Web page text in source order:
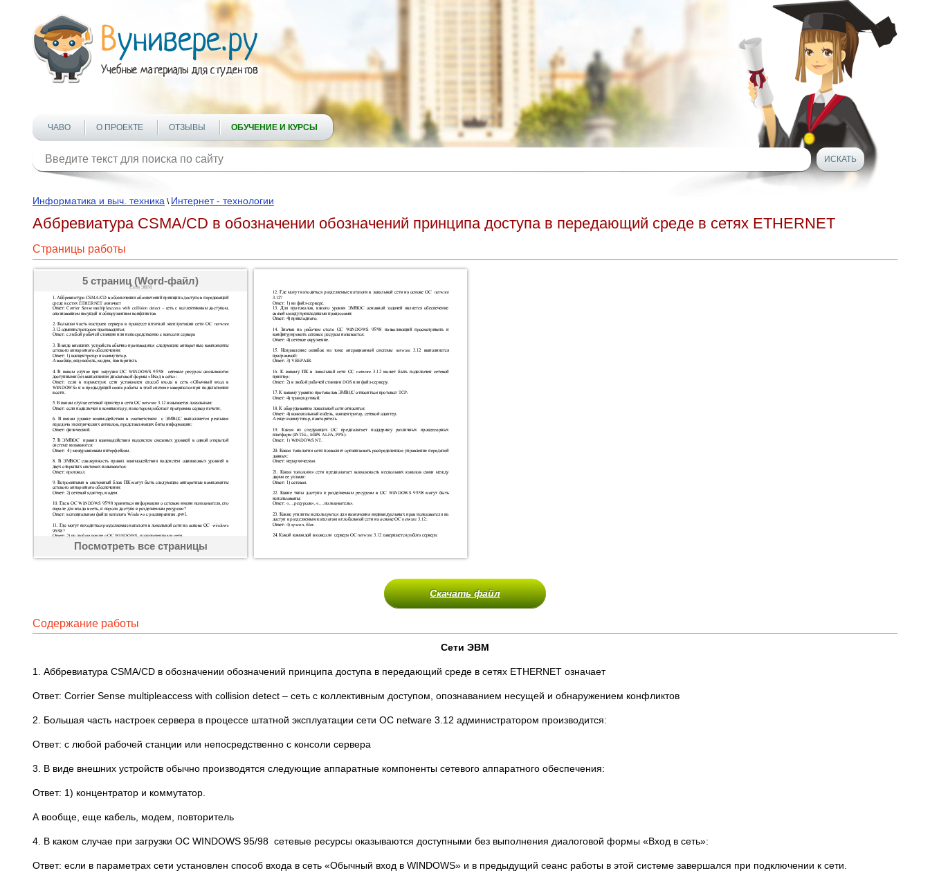
ЧАВО О ПРОЕКТЕ ОТЗЫВЫ ОБУЧЕНИЕ И КУРСЫ
Информатика и выч. техника \ Интернет - технологии
Аббревиатура CSMA/CD в обозначении обозначений принципа доступа в передающий среде в сетях ETHERNET
Страницы работы
5 страниц (Word-файл)
Посмотреть все страницы
Скачать файл
Содержание работы
Сети ЭВМ
1. Аббревиатура CSMA/CD в обозначении обозначений принципа доступа в передающий среде в сетях ETHERNET означает
Ответ: Corrier Sense multipleaccess with collision detect – сеть с коллективным доступом, опознаванием несущей и обнаружением конфликтов
2. Большая часть настроек сервера в процессе штатной эксплуатации сети ОС netware 3.12 администратором производится:
Ответ: с любой рабочей станции или непосредственно с консоли сервера
3. В виде внешних устройств обычно производятся следующие аппаратные компоненты сетевого аппаратного обеспечения:
Ответ: 1) концентратор и коммутатор.
А вообще, еще кабель, модем, повторитель
4. В каком случае при загрузки ОС WINDOWS 95/98 сетевые ресурсы оказываются доступными без выполнения диалоговой формы «Вход в сеть»:
Ответ: если в параметрах сети установлен способ входа в сеть «Обычный вход в WINDOWS» и в предыдущий сеанс работы в этой системе завершался при подключении к сети.